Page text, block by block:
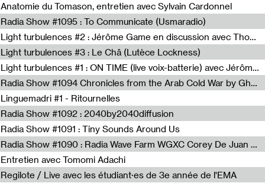
Anatomie du Tomason, entretien avec Sylvain Cardonnel
Radia Show #1095 : To Communicate (Usmaradio)
Light turbulences #2 : Jérôme Game en discussion avec Thomas Corlin
Light turbulences #3 : Le Châ (Lutèce Lockness)
Light turbulences #1 : ON TIME (live voix-batterie) avec Jérôme Game & Jean-Michel Espitallier
Radia Show #1094 Chronicles from the Arab Cold War by Ghazi Barakat
Linguemadri #1 - Ritournelles
Radia Show #1092 : 2040by2040diffusion
Radia Show #1091 : Tiny Sounds Around Us
Radia Show #1090 : Radia Wave Farm WGXC Corey De Juan Sherrard Jr Startalk
Entretien avec Tomomi Adachi
Regilote / Live avec les étudiant·es de 3e année de l'EMA